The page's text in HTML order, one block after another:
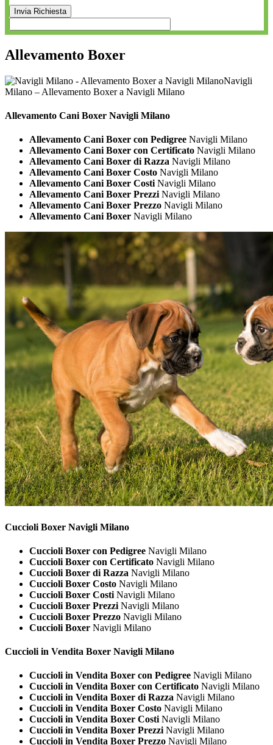
Allevamento Boxer
Navigli
Milano – Allevamento Boxer a Navigli Milano
Allevamento Cani Boxer Navigli Milano
Allevamento Cani Boxer con Pedigree Navigli Milano
Allevamento Cani Boxer con Certificato Navigli Milano
Allevamento Cani Boxer di Razza Navigli Milano
Allevamento Cani Boxer Costo Navigli Milano
Allevamento Cani Boxer Costi Navigli Milano
Allevamento Cani Boxer Prezzi Navigli Milano
Allevamento Cani Boxer Prezzo Navigli Milano
Allevamento Cani Boxer Navigli Milano
Cuccioli Boxer Navigli Milano
Cuccioli Boxer con Pedigree Navigli Milano
Cuccioli Boxer con Certificato Navigli Milano
Cuccioli Boxer di Razza Navigli Milano
Cuccioli Boxer Costo Navigli Milano
Cuccioli Boxer Costi Navigli Milano
Cuccioli Boxer Prezzi Navigli Milano
Cuccioli Boxer Prezzo Navigli Milano
Cuccioli Boxer Navigli Milano
Cuccioli in Vendita Boxer Navigli Milano
Cuccioli in Vendita Boxer con Pedigree Navigli Milano
Cuccioli in Vendita Boxer con Certificato Navigli Milano
Cuccioli in Vendita Boxer di Razza Navigli Milano
Cuccioli in Vendita Boxer Costo Navigli Milano
Cuccioli in Vendita Boxer Costi Navigli Milano
Cuccioli in Vendita Boxer Prezzi Navigli Milano
Cuccioli in Vendita Boxer Prezzo Navigli Milano